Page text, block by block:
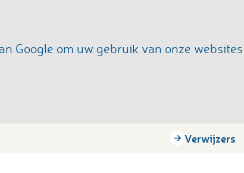
Google om uw gebruik van onze
Verwijzers